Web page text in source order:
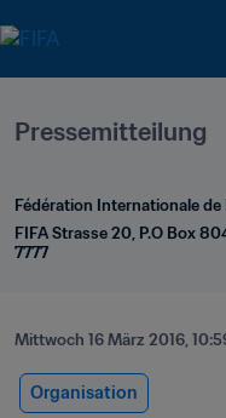
Pressemitteilung
Fédération Internationale
FIFA Strasse 20, P.O Box
7777
Mittwoch 16 März 2016,
Organisation